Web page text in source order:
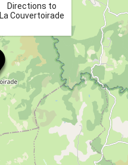
Directions to
La Couvertoirade